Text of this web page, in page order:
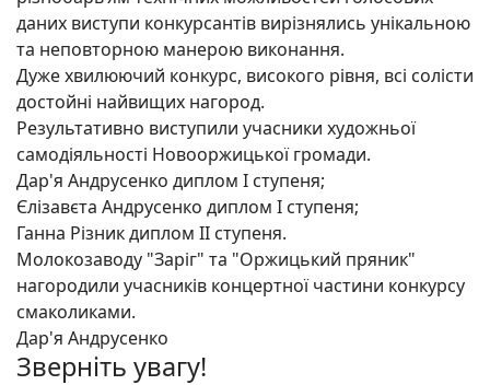
даних виступи конкурсантів вирізнялись унікальною
та неповторною манерою виконання.
Дужехвилюючий конкурс, високого рівня, всі солісти
достойні найвищих нагород.
Результативно виступили учасники художньої
самодіяльності Новооржицької громади.
Дар'я Андрусенко диплом І ступеня;
Єлізавєта Андрусенко диплом І ступеня;
Ганна Різник диплом ІІ ступеня.
Молокозаводу "Заріг" та "Оржицький пряник"
нагородили учасників концертної частини конкурсу
смаколиками.
Дар'я Андрусенко
Зверніть увагу!